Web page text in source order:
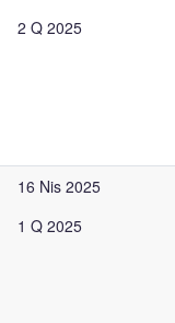
2 Q 2025
16 Nis 2025
1 Q 2025